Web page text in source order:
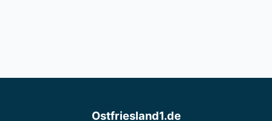
Ostfriesland1.de